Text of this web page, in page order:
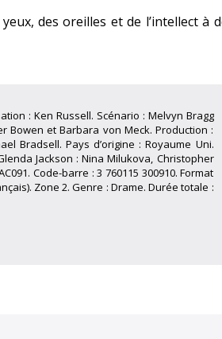
des oreilles et de l’intellect à
: Ken Russell. Scénario : Melvyn Bragg
Bowen et Barbara von Meck. Production :
Bradsell. Pays d’origine : Royaume Uni.
Jackson : Nina Milukova, Christopher
Code-barre : 3 760115 300910. Format
Zone 2. Genre : Drame. Durée totale :